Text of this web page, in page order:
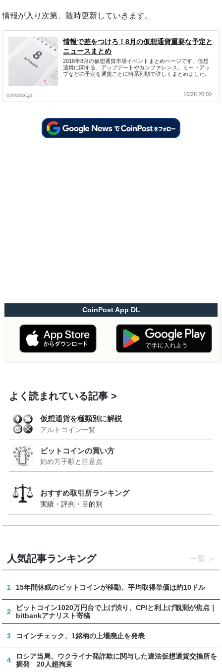
情報が入り次第、随時更新していきます。
情報で差をつけろ！8月の仮想通貨重要な予定と
ニュースまとめ
2018年8月の仮想通貨市場イベントまとめページです。仮想
通貨に関する、アップデートやカンファレンス、ミートアッ
プなどの予定を通貨ごとに時系列順で詳しくまとめました。
coinpost.jp 10/28 20:00
CoinPost App DL
よく読まれている記事
仮想通貨を種類別に解説
アルトコイン一覧
ビットコインの買い方
始め方手順と注意点
おすすめ取引所ランキング
実績・評判・目的別
人気記事ランキング 一覧
1 15年間休眠のビットコインが移動、平均取得単価は約10ドル
2
ビットコイン1020万円台で上げ渋り、CPIと利上げ観測が焦点｜
bitbankアナリスト寄稿
3 コインチェック、1銘柄の上場廃止を発表
4
ロシア当局、ウクライナ発詐欺に関与した違法仮想通貨交換所を
摘発 20人超拘束